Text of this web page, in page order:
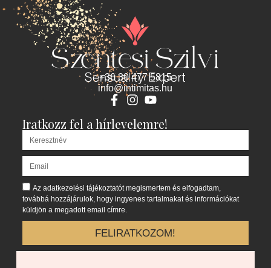
+36 30 477 5815
info@intimitas.hu
Iratkozz fel a hírlevelemre!
Az adatkezelési tájékoztatót megismertem és elfogadtam,
továbbá hozzájárulok, hogy ingyenes tartalmakat és információkat
küldjön a megadott email címre.
FELIRATKOZOM!